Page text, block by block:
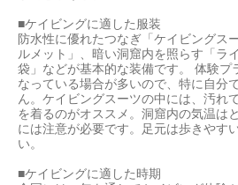
■ケイビングに適した服装
防水性に優れたつなぎ「ケイビングス
ルメット」、暗い洞窟内を照らす「ラ
袋」などが基本的な装備です。 体験プ
なっている場合が多いので、特に自分
ん。ケイビングスーツの中には、汚れ
を着るのがオススメ。洞窟内の気温は
には注意が必要です。足元は歩きやす
い。
■ケイビングに適した時期